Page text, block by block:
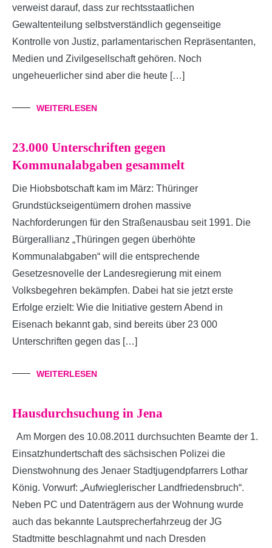
verweist darauf, dass zur rechtsstaatlichen
Gewaltenteilung selbstverständlich gegenseitige
Kontrolle von Justiz, parlamentarischen Repräsentanten,
Medien und Zivilgesellschaft gehören. Noch
ungeheuerlicher sind aber die heute […]
WEITERLESEN
23.000 Unterschriften gegen
Kommunalabgaben gesammelt
Die Hiobsbotschaft kam im März: Thüringer
Grundstückseigentümern drohen massive
Nachforderungen für den Straßenausbau seit 1991. Die
Bürgerallianz „Thüringen gegen überhöhte
Kommunalabgaben“ will die entsprechende
Gesetzesnovelle der Landesregierung mit einem
Volksbegehren bekämpfen. Dabei hat sie jetzt erste
Erfolge erzielt: Wie die Initiative gestern Abend in
Eisenach bekannt gab, sind bereits über 23 000
Unterschriften gegen das […]
WEITERLESEN
Hausdurchsuchung in Jena
Am Morgen des 10.08.2011 durchsuchten Beamte der 1.
Einsatzhundertschaft des sächsischen Polizei die
Dienstwohnung des Jenaer Stadtjugendpfarrers Lothar
König. Vorwurf: „Aufwieglerischer Landfriedensbruch“.
Neben PC und Datenträgern aus der Wohnung wurde
auch das bekannte Lautsprecherfahrzeug der JG
Stadtmitte beschlagnahmt und nach Dresden